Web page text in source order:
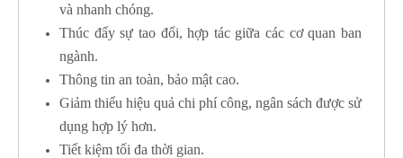
và nhanh chóng.
Thúc đẩy sự tao đổi, hợp tác giữa các cơ quan ban
ngành.
Thông tin an toàn, bảo mật cao.
Giảm thiểu hiệu quả chi phí công, ngân sách được sử
dụng hợp lý hơn.
Tiết kiệm tối đa thời gian.